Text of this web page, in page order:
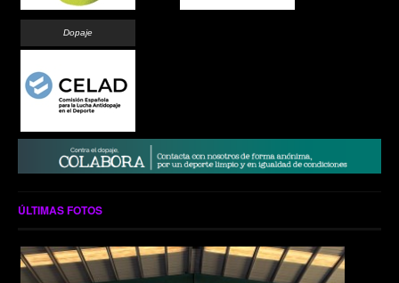
Dopaje
ÚLTIMAS FOTOS